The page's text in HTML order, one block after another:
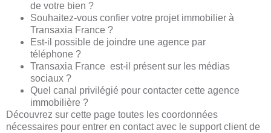
de votre bien ?
Souhaitez-vous confier votre projet immobilier à
Transaxia France ?
Est-il possible de joindre une agence par
téléphone ?
Transaxia France est-il présent sur les médias
sociaux ?
Quel canal privilégié pour contacter cette agence
immobilière ?
Découvrez sur cette page toutes les coordonnées
nécessaires pour entrer en contact avec le support client de